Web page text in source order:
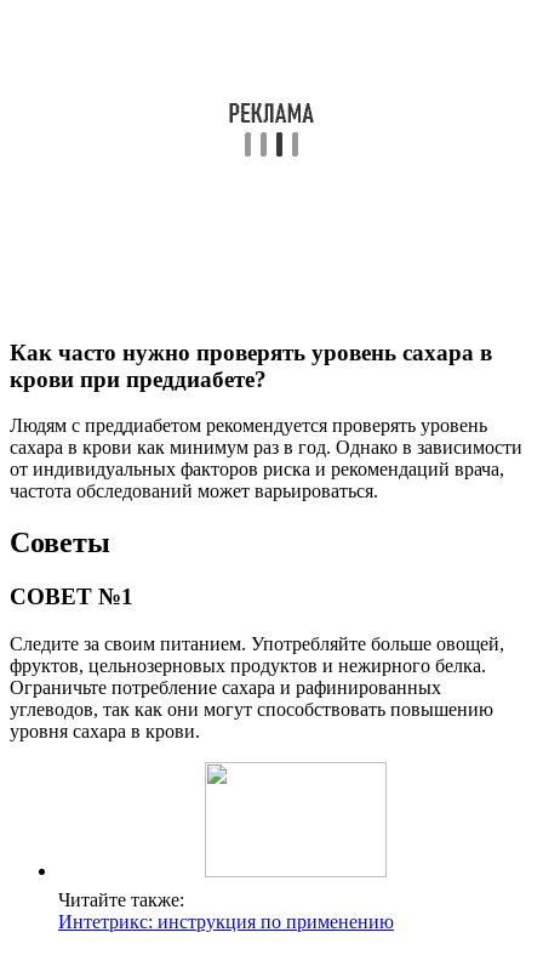
Как часто нужно проверять уровень сахара в
крови при преддиабете?
Людям с преддиабетом рекомендуется проверять уровень
сахара в крови как минимум раз в год. Однако в зависимости
от индивидуальных факторов риска и рекомендаций врача,
частота обследований может варьироваться.
Советы
СОВЕТ №1
Следите за своим питанием. Употребляйте больше овощей,
фруктов, цельнозерновых продуктов и нежирного белка.
Ограничьте потребление сахара и рафинированных
углеводов, так как они могут способствовать повышению
уровня сахара в крови.
Читайте также:
Интетрикс: инструкция по применению